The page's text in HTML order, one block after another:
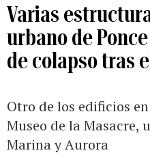
Varias
urbano de
de colapso tras
Otro de los edificios
Museo de la Masacre,
Marina y Aurora